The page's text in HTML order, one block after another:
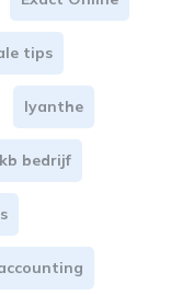
tips
lyanthe
bedrijf